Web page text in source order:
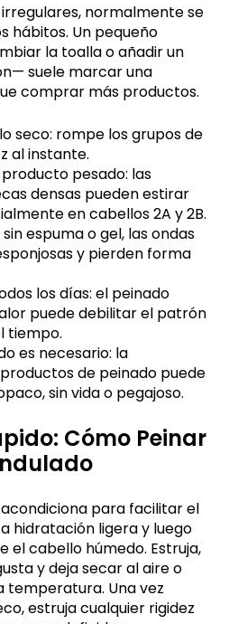
irregulares, normalmente se
hábitos. Un pequeño
la toalla o añadir un
suele marcar una
comprar más productos.
seco: rompe los grupos de
al instante.
pesado: las
densas pueden estirar
en cabellos 2A y 2B.
espuma o gel, las ondas
y pierden forma
los días: el peinado
puede debilitar el patrón
tiempo.
es necesario: la
de peinado puede
sin vida o pegajoso.
Cómo Peinar
acondiciona para facilitar el
hidratación ligera y luego
el cabello húmedo. Estruja,
y deja secar al aire o
temperatura. Una vez
estruja cualquier rigidez